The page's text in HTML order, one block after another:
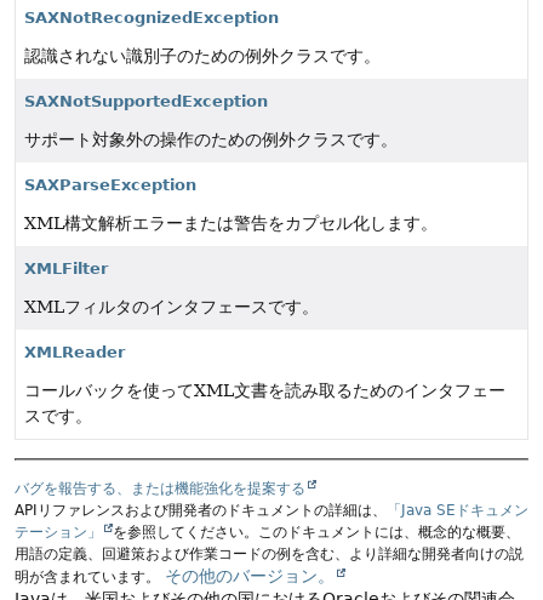
SAXNotRecognizedException
認識されない識別子のための例外クラスです。
SAXNotSupportedException
サポート対象外の操作のための例外クラスです。
SAXParseException
XML構文解析エラーまたは警告をカプセル化します。
XMLFilter
XMLフィルタのインタフェースです。
XMLReader
コールバックを使ってXML文書を読み取るためのインタフェー
スです。
バグを報告する、または機能強化を提案する
APIリファレンスおよび開発者のドキュメントの詳細は、
「Java SEドキュメン
テーション」
を参照してください。このドキュメントには、概念的な概要、
用語の定義、回避策および作業コードの例を含む、より詳細な開発者向けの説
明が含まれています。
その他のバージョン。